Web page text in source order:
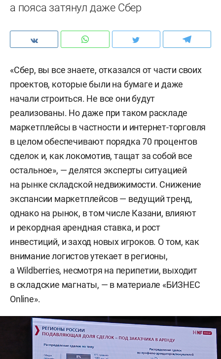
а пояса затянул даже Сбер
«Сбер, вы все знаете, отказался от части своих
проектов, которые были на бумаге и даже
начали строиться. Не все они будут
реализованы. Но даже при таком раскладе
маркетплейсы в частности и интернет-торговля
в целом обеспечивают порядка 70 процентов
сделок и, как локомотив, тащат за собой все
остальное», — делятся эксперты ситуацией
на рынке складской недвижимости. Снижение
экспансии маркетплейсов — ведущий тренд,
однако на рынок, в том числе Казани, влияют
и рекордная арендная ставка, и рост
инвестиций, и заход новых игроков. О том, как
внимание логистов утекает в регионы,
а Wildberries, несмотря на перипетии, выходит
в складские магнаты, — в материале «БИЗНЕС
Online».